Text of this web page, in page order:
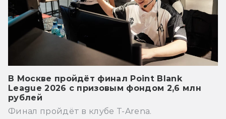
В Москве пройдёт финал Point Blank
League 2026 с призовым фондом 2,6 млн
рублей
Финал пройдёт в клубе T-Arena.